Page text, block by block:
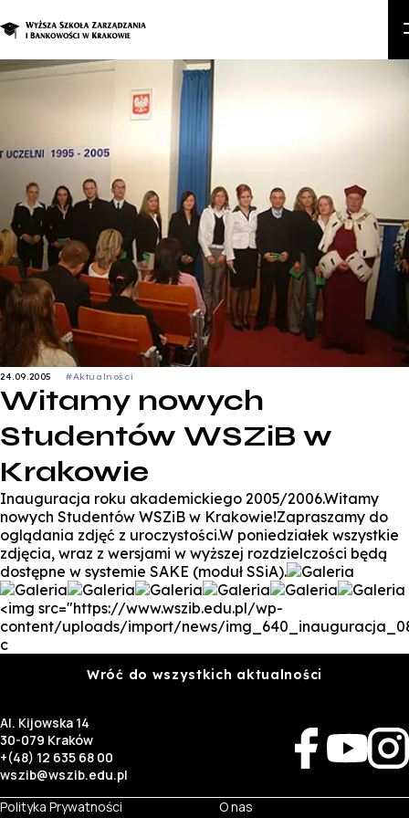
Zapisz się na
24.09.2005 #Aktualności
Witamy nowych
Studentów WSZiB w
Krakowie
Inauguracja roku akademickiego 2005/2006.Witamy
nowych Studentów WSZiB w Krakowie!Zapraszamy do
oglądania zdjęć z uroczystości.W poniedziałek wszystkie
zdjęcia, wraz z wersjami w wyższej rozdzielczości będą
dostępne w systemie SAKE (moduł SSiA).
<img src="https://www.wszib.edu.pl/wp-
content/uploads/import/news/
c
Wróć do wszystkich aktualności
Al. Kijowska 14
30-079 Kraków
+(48) 12 635 68 00
wszib@wszib.edu.pl
Polityka Prywatności
O nas